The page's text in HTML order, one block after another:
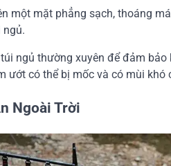
một mặt phẳng sạch, thoáng
ngủ.
ngủ thường xuyên để đảm
ướt có thể bị mốc và có mùi khó
Ngoài Trời